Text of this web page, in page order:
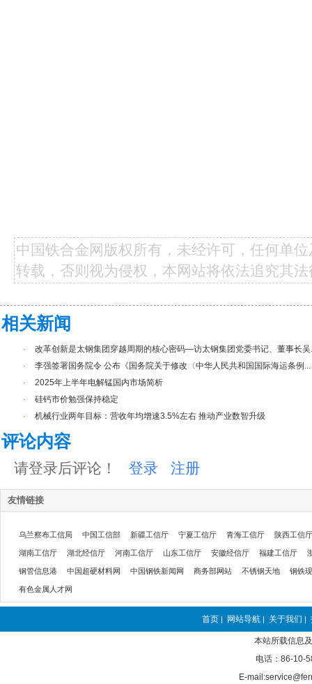
中国铁合金网版权所有，未经许可，任何单
转载，否则视为侵权，本网站将依法追究其
相关新闻
·
改革创新是太钢集团穿越周期的核心密码—访太钢集团党委书记、董事长吴
·
李强签署国务院令 公布《国务院关于修改〈中华人民共和国国际海运条例...
·
2025年上半年电解锰国内市场简析
·
硅钙市价勉强保持稳定
·
机械行业两年目标：营收年均增速3.5%左右 推动产业数智升级
评论内容
请登录后评论！ 登录 注册
友情链接
乌兰察布工信局 中国工信部 新疆工信厅 宁夏工信厅 青海工信厅 陕西工信厅
湖南工信厅 湖北经信厅 河南工信厅 山东工信厅 安徽经信厅 福建工信厅
钢管信息港 中国超硬材料网 中国钢铁新闻网 商务部网站 不锈钢天地 钢铁
有色金属人才网
首页 | 网站导航 | 关于我们 |
本站所载信息
电话：86-10-
E-